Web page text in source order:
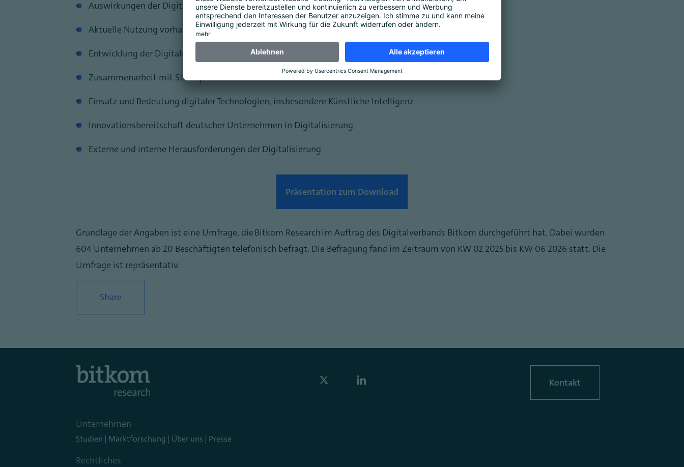
Auswirkungen der Digitalisierung auf Unternehmen
Aktuelle Nutzung vorhandener Daten
Entwicklung der Digitalumsätze und Innovationen
Zusammenarbeit mit Startups
Einsatz und Bedeutung digitaler Technologien, insbesondere Künstliche Intelligenz
Innovationsbereitschaft deutscher Unternehmen in Digitalisierung
Externe und interne Herausforderungen der Digitalisierung
Präsentation zum Download
Grundlage der Angaben ist eine Umfrage, die Bitkom Research im Auftrag des Digitalverbands Bitkom durchgeführt hat. Dabei wurden
604 Unternehmen ab 20 Beschäftigten telefonisch befragt. Die Befragung fand im Zeitraum von KW 02 2025 bis KW 06 2026 statt. Die
Umfrage ist repräsentativ.
Share
Kontakt
Unternehmen
Studien | Marktforschung | Über uns | Presse
Rechtliches